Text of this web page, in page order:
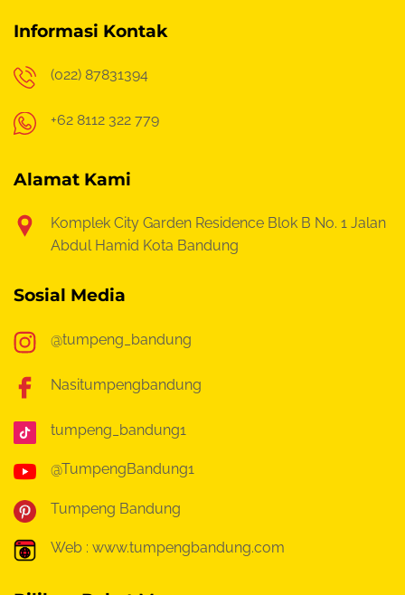
Informasi Kontak
(022) 87831394
+62 8112 322 779
Alamat Kami
Komplek City Garden Residence Blok B No. 1 Jalan
Abdul Hamid Kota Bandung
Sosial Media
@tumpeng_bandung
Nasitumpengbandung
tumpeng_bandung1
@TumpengBandung1
Tumpeng Bandung
Web : www.tumpengbandung.com